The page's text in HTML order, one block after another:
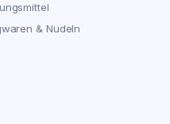
& Nudeln